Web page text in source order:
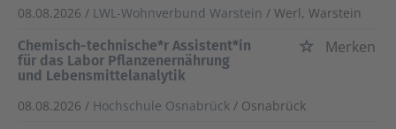
08.08.2026 / LWL-Wohnverbund Warstein / Werl, Warstein
Chemisch-technische*r Assistent*in
für das Labor Pflanzenernährung
und Lebensmittelanalytik
Merken
08.08.2026 / Hochschule Osnabrück / Osnabrück